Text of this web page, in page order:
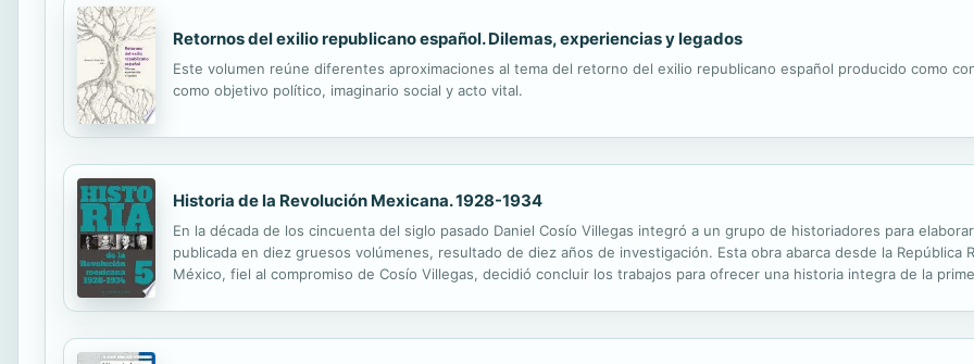
Retornos del exilio republicano español. Dilemas, experiencias y legados
Este volumen reúne diferentes aproximaciones al tema del retorno del exilio republicano español producido como
como objetivo político, imaginario social y acto vital.
Historia de la Revolución Mexicana. 1928-1934
En la década de los cincuenta del siglo pasado Daniel Cosío Villegas integró a un grupo de historiadores para
publicada en diez gruesos volúmenes, resultado de diez años de investigación. Esta obra abarca desde la República
México, fiel al compromiso de Cosío Villegas, decidió concluir los trabajos para ofrecer una historia integra de la